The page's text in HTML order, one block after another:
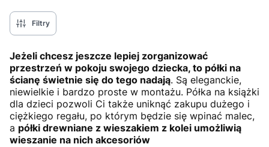
Filtry
Jeżeli chcesz jeszcze lepiej zorganizować
przestrzeń w pokoju swojego dziecka, to półki na
ścianę świetnie się do tego nadają. Są eleganckie,
niewielkie i bardzo proste w montażu. Półka na książki
dla dzieci pozwoli Ci także uniknąć zakupu dużego i
ciężkiego regału, po którym będzie się wpinać malec,
a półki drewniane z wieszakiem z kolei umożliwią
wieszanie na nich akcesoriów